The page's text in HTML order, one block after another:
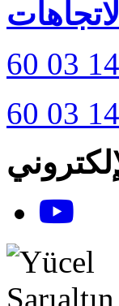
الاتجاهات
YouTube